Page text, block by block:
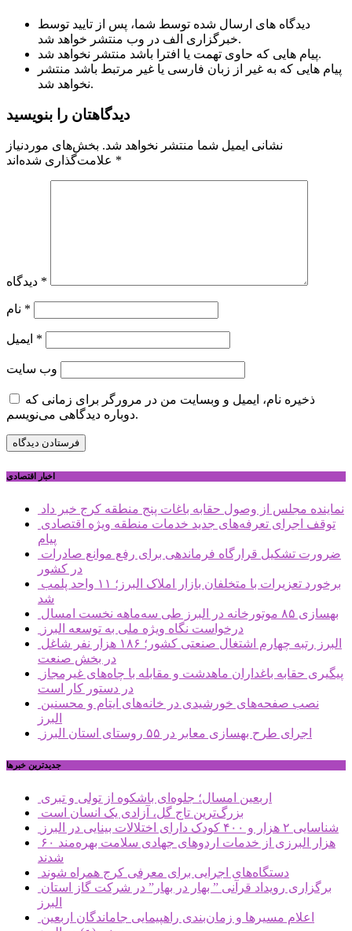
دیدگاه های ارسال شده توسط شما، پس از تایید توسط
خبرگزاری الف در وب منتشر خواهد شد.
پیام هایی که حاوی تهمت یا افترا باشد منتشر نخواهد شد.
پیام هایی که به غیر از زبان فارسی یا غیر مرتبط باشد منتشر
نخواهد شد.
دیدگاهتان را بنویسید
نشانی ایمیل شما منتشر نخواهد شد. بخش‌های موردنیاز
*
*
*
*
وب‌ سایت
ذخیره نام، ایمیل و وبسایت من در مرورگر برای زمانی که
دوباره دیدگاهی می‌نویسم.
اخبار اقتصادی
نماینده مجلس از وصول حقابه باغات پنج منطقه کرج خبر داد
پیام
در کشور
شد
بهسازی ۸۵ موتورخانه در البرز طی سه‌ماهه نخست امسال
درخواست نگاه ویژه ملی به توسعه البرز
در بخش صنعت
در دستور کار است
البرز
اجرای طرح بهسازی معابر در ۵۵ روستای استان البرز
جديدترين خبرها
اربعین امسال؛ جلوه‌ای باشکوه از تولی و تبری
بزرگ‌ترین تاج گل، آزادی یک انسان است
شناسایی ۲ هزار و ۴۰۰ کودک دارای اختلالات بینایی در البرز
۶۰ هزار البرزی از خدمات اردوهای جهادی سلامت بهره‌مند
شدند
دستگاه‌های اجرایی برای معرفی کرج همراه شوند
البرز